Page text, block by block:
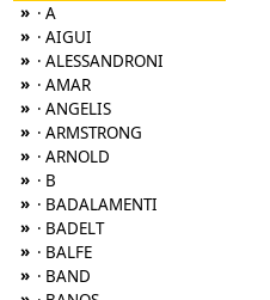
» · A
» · AIGUI
» · ALESSANDRONI
» · AMAR
» · ANGELIS
» · ARMSTRONG
» · ARNOLD
» · B
» · BADALAMENTI
» · BADELT
» · BALFE
» · BAND